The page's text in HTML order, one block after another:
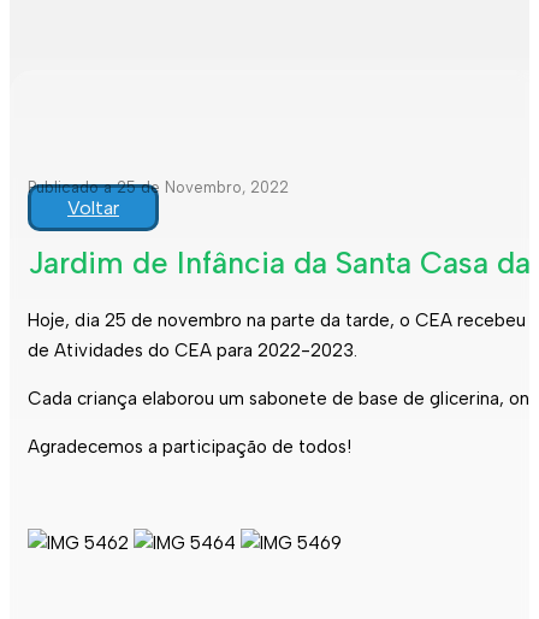
Publicado a 25 de Novembro, 2022
Voltar
Jardim de Infância da Santa Casa
Hoje, dia 25 de novembro na parte da tarde, o CEA recebeu
de Atividades do CEA para 2022-2023.
Cada criança elaborou um sabonete de base de glicerina,
Agradecemos a participação de todos!